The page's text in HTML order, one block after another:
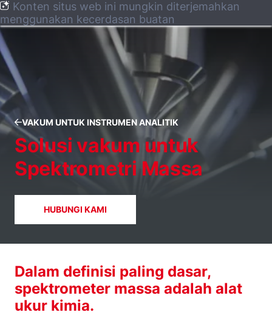
Konten situs web ini mungkin diterjemahkan
menggunakan kecerdasan buatan
VAKUM UNTUK INSTRUMEN ANALITIK
Solusi vakum untuk
Spektrometri Massa
HUBUNGI KAMI
Dalam definisi paling dasar,
spektrometer massa adalah alat
ukur kimia.